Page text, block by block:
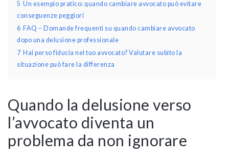
5 Un esempio pratico: quando cambiare avvocato può evitare
conseguenze peggiori
6 FAQ – Domande frequenti su quando cambiare avvocato
dopo una delusione professionale
7 Hai perso fiducia nel tuo avvocato? Valutare subito la
situazione può fare la differenza
Quando la delusione verso
l’avvocato diventa un
problema da non ignorare